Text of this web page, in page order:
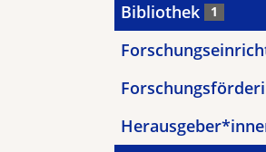
Bibliothek 1